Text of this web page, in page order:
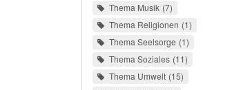
Thema Musik 7
Thema Religionen 1
Thema Seelsorge 1
Thema Soziales 11
Thema Umwelt 15